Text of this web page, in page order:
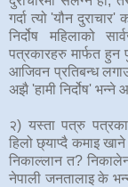
गर्दा त्यो 'यौन
निर्दोष महिलाको
पत्रकारहरु मार्फत हुन
आजिवन प्रतिबन्ध
अझै 'हामी निर्दोष'
२) यस्ता पत्रु
हिलो छ्याप्दै कमाइ
निकाल्लान त?
नेपाली जनतालाइ के